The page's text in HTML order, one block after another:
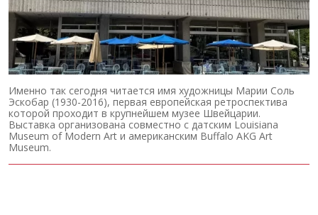
Именно так сегодня читается имя художницы Марии Соль
Эскобар (1930-2016), первая европейская ретроспектива
которой проходит в крупнейшем музее Швейцарии.
Выставка организована совместно с датским Louisiana
Museum of Modern Art и американским Buffalo AKG Art
Museum.